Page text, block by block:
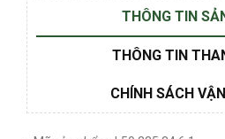
THÔNG TIN
THÔNG TIN
CHÍNH SÁCH